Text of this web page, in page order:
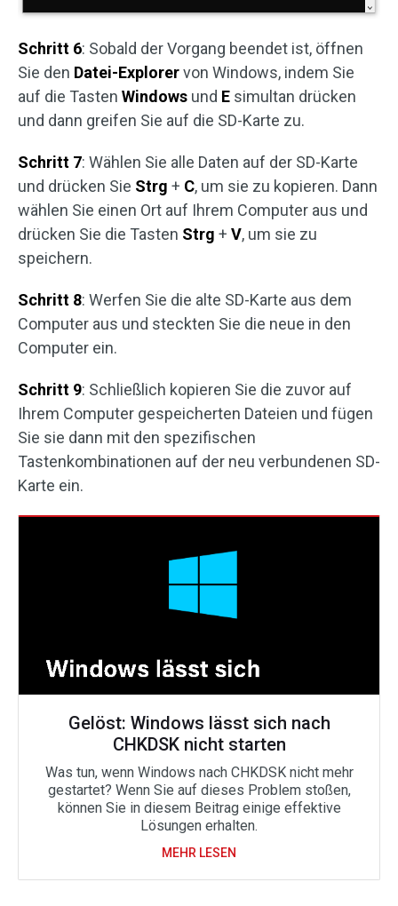
Schritt 6: Sobald der Vorgang beendet ist, öffnen
Sie den Datei-Explorervon Windows, indem Sie
auf die Tasten Windows und E simultan drücken
und dann greifen Sie auf die SD-Karte zu.
Schritt 7: Wählen Sie alle Daten auf der SD-Karte
und drücken Sie Strg + C, um sie zu kopieren. Dann
wählen Sie einen Ort auf Ihrem Computer aus und
drücken Sie die Tasten Strg + V, um sie zu
speichern.
Schritt 8: Werfen Sie die alte SD-Karte aus dem
Computer aus und steckten Sie die neue in den
Computer ein.
Schritt 9: Schließlich kopieren Sie die zuvor auf
Ihrem Computer gespeicherten Dateien und fügen
Sie sie dann mit den spezifischen
Tastenkombinationen auf der neu verbundenen SD-
Karte ein.
Gelöst: Windows lässt sich nach
CHKDSK nicht starten
Was tun, wenn Windows nach CHKDSK nicht mehr
gestartet? Wenn Sie auf dieses Problem stoßen,
können Sie in diesem Beitrag einige effektive
Lösungen erhalten.
MEHR LESEN